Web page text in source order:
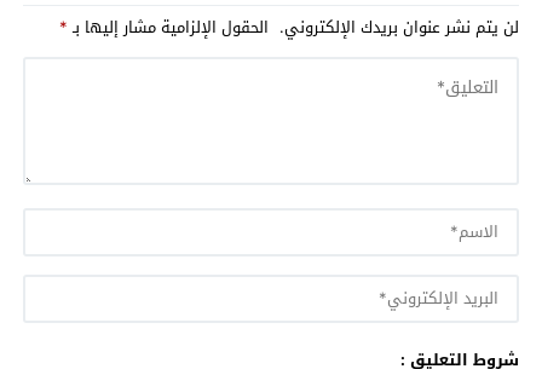
لن يتم نشر عنوان بريدك الإلكتروني. الحقول الإلزامية مشار إليها بـ*
شروط التعليق :